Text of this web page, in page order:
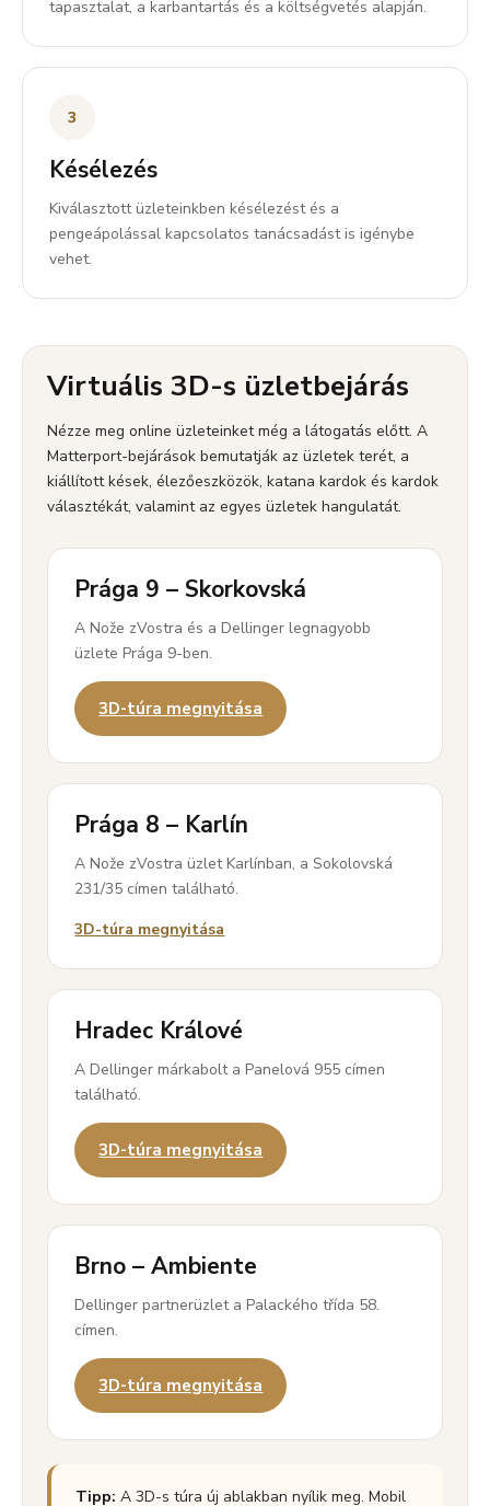
tapasztalat, a karbantartás és a költségvetés alapján.
3
Késélezés
Kiválasztott üzleteinkben késélezést és a
pengeápolással kapcsolatos tanácsadást is igénybe
vehet.
Virtuális 3D-s üzletbejárás
Nézze meg online üzleteinket még a látogatás előtt. A
Matterport-bejárások bemutatják az üzletek terét, a
kiállított kések, élezőeszközök, katana kardok és kardok
választékát, valamint az egyes üzletek hangulatát.
Prága 9 – Skorkovská
A Nože zVostra és a Dellinger legnagyobb
üzlete Prága 9-ben.
3D-túra megnyitása
Prága 8 – Karlín
A Nože zVostra üzlet Karlínban, a Sokolovská
231/35 címen található.
3D-túra megnyitása
Hradec Králové
A Dellinger márkabolt a Panelová 955 címen
található.
3D-túra megnyitása
Brno – Ambiente
Dellinger partnerüzlet a Palackého třída 58.
címen.
3D-túra megnyitása
Tipp: A 3D-s túra új ablakban nyílik meg. Mobil